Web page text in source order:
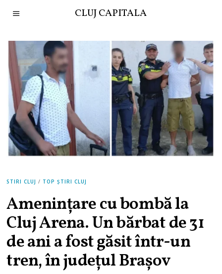
CLUJ CAPITALA
STIRI CLUJ / TOP ȘTIRI CLUJ
Amenințare cu bombă la
Cluj Arena. Un bărbat de 31
de ani a fost găsit într-un
tren, în județul Brașov